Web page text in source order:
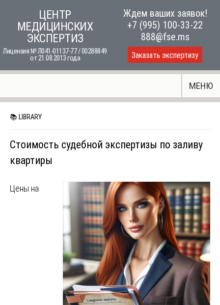
content
ЦЕНТР
МЕДИЦИНСКИХ
ЭКСПЕРТИЗ
Лицензия № Л041-01137-77 / 00288849
от 21.08.2013 года
Ждем ваших заявок!
+7 (995) 100-33-22
888@fse.ms
Заказать экспертизу
МЕНЮ
📚 LIBRARY
Стоимость судебной экспертизы по заливу
квартиры
Цены на